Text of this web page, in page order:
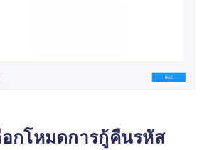
กโหมดการกู้คืนรหัส